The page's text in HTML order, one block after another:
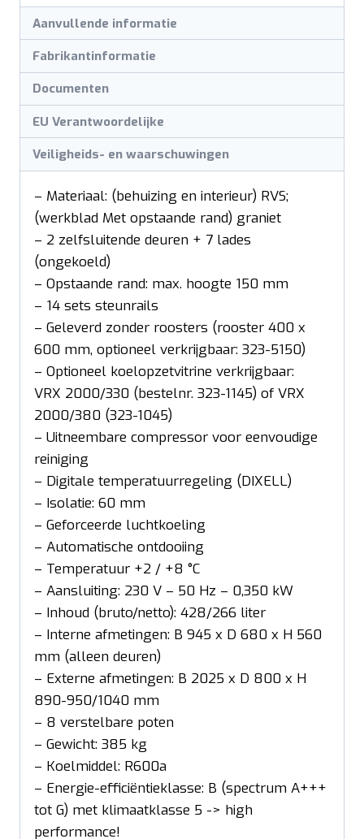
Aanvullende informatie
Fabrikantinformatie
Documenten
EU Verantwoordelijke
Veiligheids- en waarschuwingen
– Materiaal: (behuizing en interieur) RVS;
(werkblad Met opstaande rand) graniet
– 2 zelfsluitende deuren + 7 lades
(ongekoeld)
– Opstaande rand: max. hoogte 150 mm
– 14 sets steunrails
– Geleverd zonder roosters (rooster 400 x
600 mm, optioneel verkrijgbaar: 323-5150)
– Optioneel koelopzetvitrine verkrijgbaar:
VRX 2000/330 (bestelnr. 323-1145) of VRX
2000/380 (323-1045)
– Uitneembare compressor voor eenvoudige
reiniging
– Digitale temperatuurregeling (DIXELL)
– Isolatie: 60 mm
– Geforceerde luchtkoeling
– Automatische ontdooiing
– Temperatuur +2 / +8 °C
– Aansluiting: 230 V – 50 Hz – 0,350 kW
– Inhoud (bruto/netto): 428/266 liter
– Interne afmetingen: B 945 x D 680 x H 560
mm (alleen deuren)
– Externe afmetingen: B 2025 x D 800 x H
890-950/1040 mm
– 8 verstelbare poten
– Gewicht: 385 kg
– Koelmiddel: R600a
– Energie-efficiëntieklasse: B (spectrum A+++
tot G) met klimaatklasse 5 -> high
performance!